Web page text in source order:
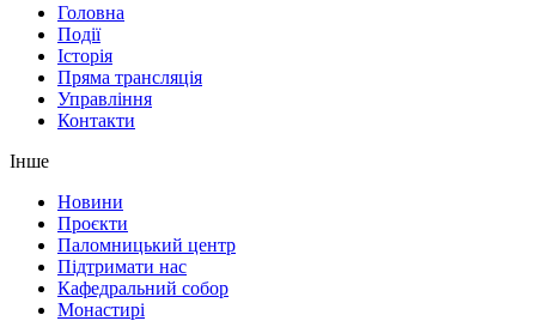
Головна
Події
Історія
Пряма трансляція
Управління
Контакти
Інше
Новини
Проєкти
Паломницький центр
Підтримати нас
Кафедральний собор
Монастирі